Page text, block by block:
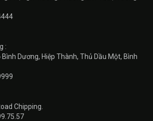
:
Dương, Hiệp Thành, Thủ Dầu Một, Bình
Chipping.